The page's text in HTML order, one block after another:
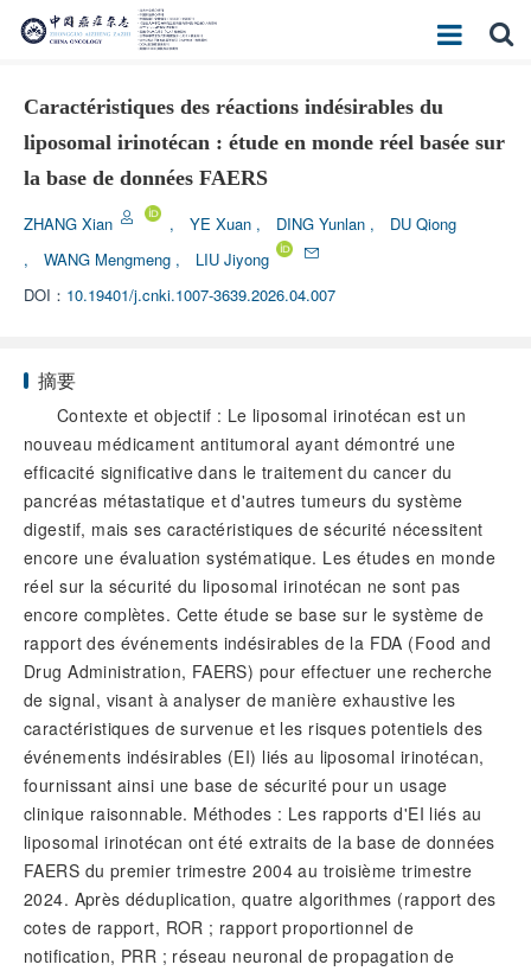
Caractéristiques des réactions indésirables du
liposomal irinotécan : étude en monde réel basée sur
la base de données FAERS
ZHANG Xian , YE Xuan , DING Yunlan ,
DU Qiong
,
WANG Mengmeng ,
LIU Jiyong
DOI： 10.19401/j.cnki.1007-3639.2026.04.007
摘要
Contexte et objectif : Le liposomal irinotécan est un
nouveau médicament antitumoral ayant démontré une
efficacité significative dans le traitement du cancer du
pancréas métastatique et d'autres tumeurs du système
digestif, mais ses caractéristiques de sécurité nécessitent
encore une évaluation systématique. Les études en monde
réel sur la sécurité du liposomal irinotécan ne sont pas
encore complètes. Cette étude se base sur le système de
rapport des événements indésirables de la FDA (Food and
Drug Administration, FAERS) pour effectuer une recherche
de signal, visant à analyser de manière exhaustive les
caractéristiques de survenue et les risques potentiels des
événements indésirables (EI) liés au liposomal irinotécan,
fournissant ainsi une base de sécurité pour un usage
clinique raisonnable. Méthodes : Les rapports d'EI liés au
liposomal irinotécan ont été extraits de la base de données
FAERS du premier trimestre 2004 au troisième trimestre
2024. Après déduplication, quatre algorithmes (rapport des
cotes de rapport, ROR ; rapport proportionnel de
notification, PRR ; réseau neuronal de propagation de